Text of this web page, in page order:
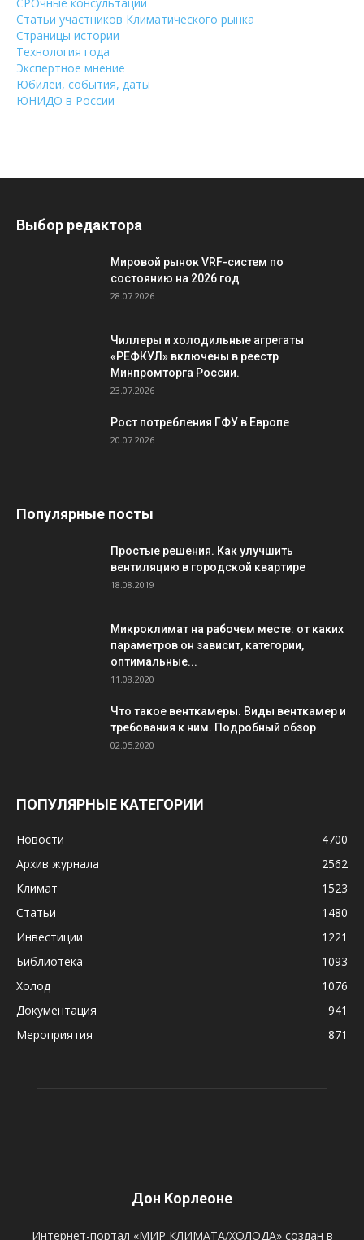
Статьи участников Климатического рынка
Страницы истории
Технология года
Экспертное мнение
Юбилеи, события, даты
ЮНИДО в России
Выбор редактора
Мировой рынок VRF-систем по
состоянию на 2026 год
28.07.2026
Чиллеры и холодильные агрегаты
«РЕФКУЛ» включены в реестр
Минпромторга России.
23.07.2026
Рост потребления ГФУ в Европе
20.07.2026
Популярные посты
Простые решения. Как улучшить
вентиляцию в городской квартире
18.08.2019
Микроклимат на рабочем месте: от каких
параметров он зависит, категории,
оптимальные...
11.08.2020
Что такое венткамеры. Виды венткамер и
требования к ним. Подробный обзор
02.05.2020
ПОПУЛЯРНЫЕ КАТЕГОРИИ
Новости
4700
Архив журнала
2562
Климат
1523
Статьи
1480
Инвестиции
1221
Библиотека
1093
Холод
1076
Документация
941
Мероприятия
871
Дон Корлеоне
Интернет-портал «МИР КЛИМАТА/ХОЛОДА» создан в